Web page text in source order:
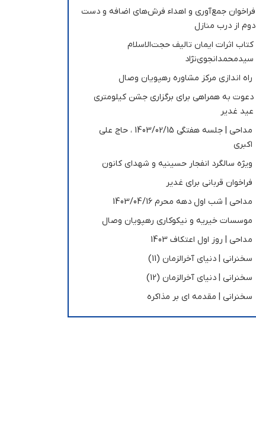
فراخوان جمع‌آوری و اهداء فرش‌های اضافه و دست
دوم از درب منازل
کتاب اثرات ایمان تالیف حجت‌الاسلام
سیدمحمدانجوی‌نژاد
راه اندازی مرکز مشاوره رهپویان وصال
دعوت به همراهی برای برگزاری جشن کیلومتری
عید غدیر
مداحی | جلسه هفتگی 1403/02/15 ، حاج علی
اکبری
ویژه سالگرد انفجار حسینیه و شهدای کانون
فراخوان قربانی برای غدیر
مداحی | شب اول دهه محرم 1403/04/16
موسسات خیریه و نیکوکاری رهپویان وصال
مداحی | روز اول اعتکاف 1403
سخنرانی | دنیای آخرالزمان (11)
سخنرانی | دنیای آخرالزمان (12)
سخنرانی | مقدمه ای بر مذاکره